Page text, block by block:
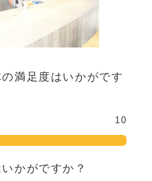
満足度はいかがです
10
かがですか？